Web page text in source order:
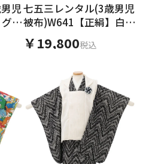
児
リ
七五三レンタル(3歳男児
被布)W641【正絹】白地
鷹 ×黒地 吉祥文様
￥19,800税込